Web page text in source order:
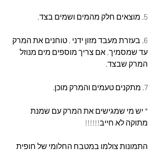
5. מוצאים חלק מהמים ושמים בצד.
6. בעזרת מעבד מזון ידני , טוחנים את המרק
עד שמסמיך, אם צריך מוספים מים מנוזל
המרק שבצד.
7. מתקנים טעמים והמרק מוכן.
* יש מי שמגישים את המרק עם שמנת
מתוקה לא חייב!!!!!!
התמונות צולמו במטבח החלומי של חופית